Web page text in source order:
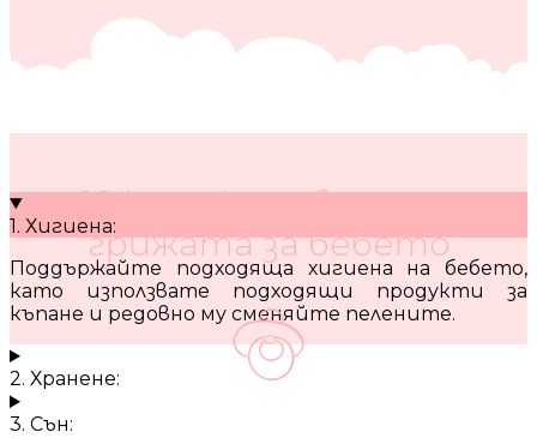
10 кратки съвета за
грижата за бебето
1. Хигиена:
Поддържайте подходяща хигиена на бебето,
като използвате подходящи продукти за
къпане и редовно му сменяйте пелените.
2. Хранене:
3. Сън: